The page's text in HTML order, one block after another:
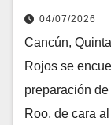
04/07/2026
Cancún,
Rojos se
preparación
Roo, de cara